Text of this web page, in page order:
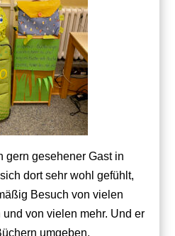
gern gesehener Gast in
dort sehr wohl gefühlt,
Besuch von vielen
von vielen mehr. Und er
umgeben.